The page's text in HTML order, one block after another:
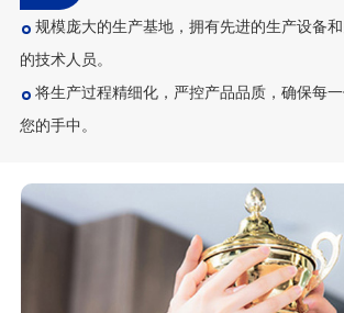
规模庞大的生产基地，拥有先进的生产设备
的技术人员。
将生产过程精细化，严控产品品质，确保每
您的手中。